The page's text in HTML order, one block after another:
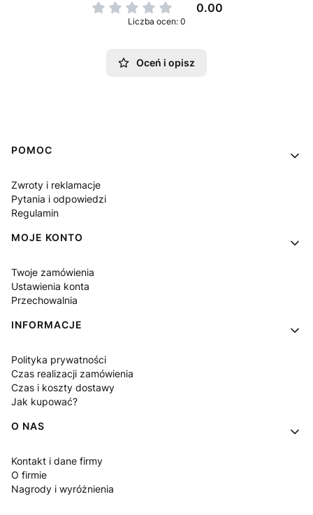
0.00
Liczba ocen: 0
Oceń i opisz
Linki w stopce
POMOC
Zwroty i reklamacje
Pytania i odpowiedzi
Regulamin
MOJE KONTO
Twoje zamówienia
Ustawienia konta
Przechowalnia
INFORMACJE
Polityka prywatności
Czas realizacji zamówienia
Czas i koszty dostawy
Jak kupować?
O NAS
Kontakt i dane firmy
O firmie
Nagrody i wyróżnienia